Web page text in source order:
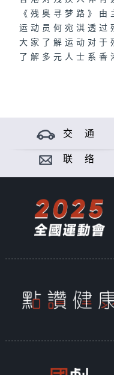
《残奥寻梦路》
运动员何宛淇透过
大家了解运动对于
了解多元人士系香
交 通
联 络